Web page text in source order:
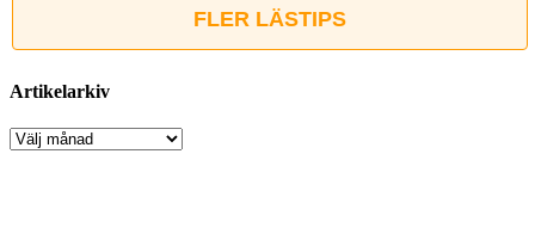
FLER LÄSTIPS
Artikelarkiv
Artikelarkiv